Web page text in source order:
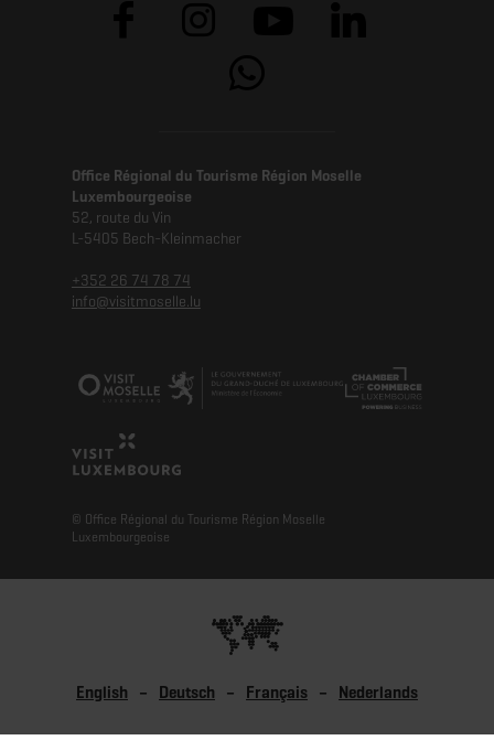
Office Régional du Tourisme Région Moselle
Luxembourgeoise
52, route du Vin
L-5405 Bech-Kleinmacher
+352 26 74 78 74
info@visitmoselle.lu
© Office Régional du Tourisme Région Moselle
Luxembourgeoise
English Deutsch Français Nederlands